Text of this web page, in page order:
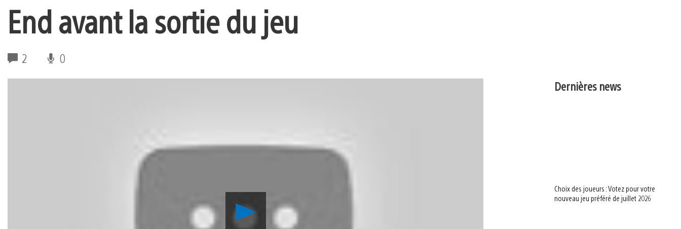
End avant la sortie du jeu
2 0
Lancer
la
vidéo
Dernières news
Choix des joueurs : Votez pour votre
nouveau jeu préféré de juillet 2026